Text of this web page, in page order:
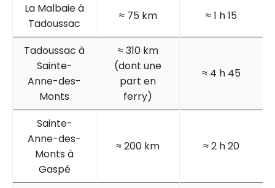
La Malbaie à
Tadoussac
≈ 75 km ≈ 1 h 15
Tadoussac à
Sainte-
Anne-des-
Monts
≈ 310 km
(dont une
part en
ferry)
≈ 4 h 45
Sainte-
Anne-des-
Monts à
Gaspé
≈ 200 km ≈ 2 h 20